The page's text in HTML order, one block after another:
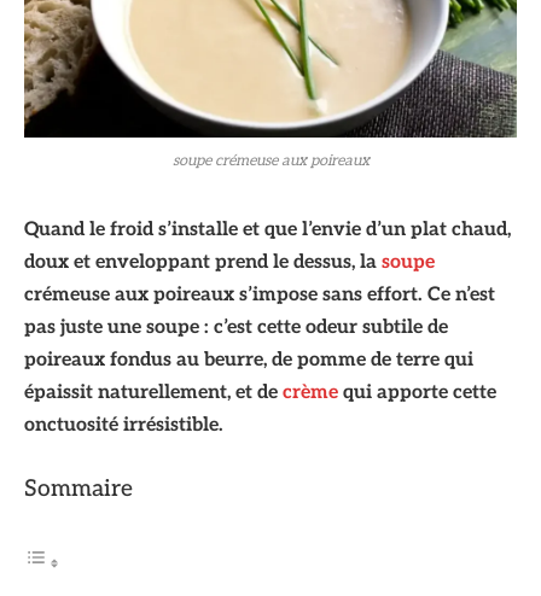
soupe crémeuse aux poireaux
Quand le froid s’installe et que l’envie d’un plat chaud,
doux et enveloppant prend le dessus, la soupe
crémeuse aux poireaux s’impose sans effort. Ce n’est
pas juste une soupe : c’est cette odeur subtile de
poireaux fondus au beurre, de pomme de terre qui
épaissit naturellement, et de crème qui apporte cette
onctuosité irrésistible.
Sommaire